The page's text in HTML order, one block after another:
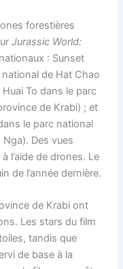
forestières
Jurassic World:
: Sunset
national de Hat Chao
To dans le parc
de Krabi) ; et
le parc national
Des vues
l’aide de drones. Le
de l’année dernière.
de Krabi ont
Les stars du film
tandis que
de base à la